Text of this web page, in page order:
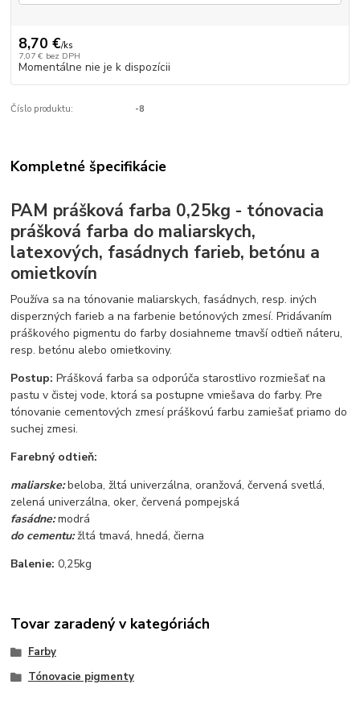
8,70 €/ks
7,07 € bez DPH
Momentálne nie je k dispozícii
Číslo produktu: -8
Kompletné špecifikácie
PAM prášková farba 0,25kg - tónovacia
prášková farba do maliarskych,
latexových, fasádnych farieb, betónu a
omietkovín
Používa sa na tónovanie maliarskych, fasádnych, resp. iných
disperzných farieb a na farbenie betónových zmesí. Pridávaním
práškového pigmentu do farby dosiahneme tmavší odtieň náteru,
resp. betónu alebo omietkoviny.
Postup:Prášková farba sa odporúča starostlivo rozmiešať na
pastu v čistej vode, ktorá sa postupne vmiešava do farby. Pre
tónovanie cementových zmesí práškovú farbu zamiešať priamo do
suchej zmesi.
Farebný odtieň:
maliarske:beloba, žltá univerzálna, oranžová, červená svetlá,
zelená univerzálna, oker, červená pompejská
fasádne:modrá
do cementu:žltá tmavá, hnedá, čierna
Balenie:0,25kg
Tovar zaradený v kategóriách
Farby
Tónovacie pigmenty